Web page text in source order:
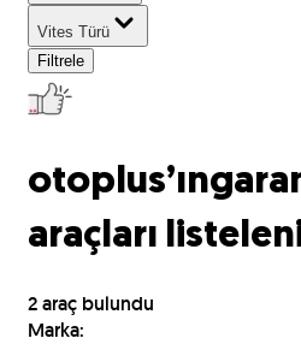
Vites Türü
Filtrele
otoplus’ın
araçları
2araç bulundu
Marka: